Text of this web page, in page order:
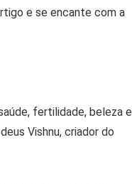
e se encante com a
fertilidade, beleza e
Vishnu, criador do